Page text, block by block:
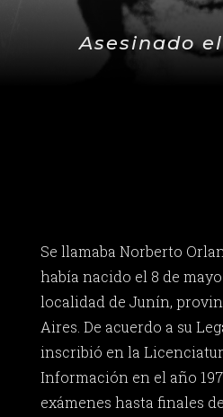
Asesinado
Se llamaba Norberto
había nacido el 8 de mayo
localidad de Junín,
Aires. De acuerdo a su
inscribió en la
Información en el año
exámenes hasta finales